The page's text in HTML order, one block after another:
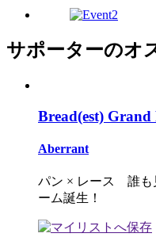
サポーターのオ
Bread(est) Grand
Aberrant
パン × レース 誰も
ーム誕生！